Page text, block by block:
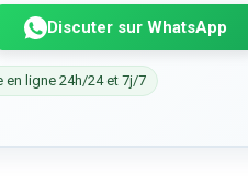
Discuter sur WhatsApp
en ligne 24h/24 et 7j/7